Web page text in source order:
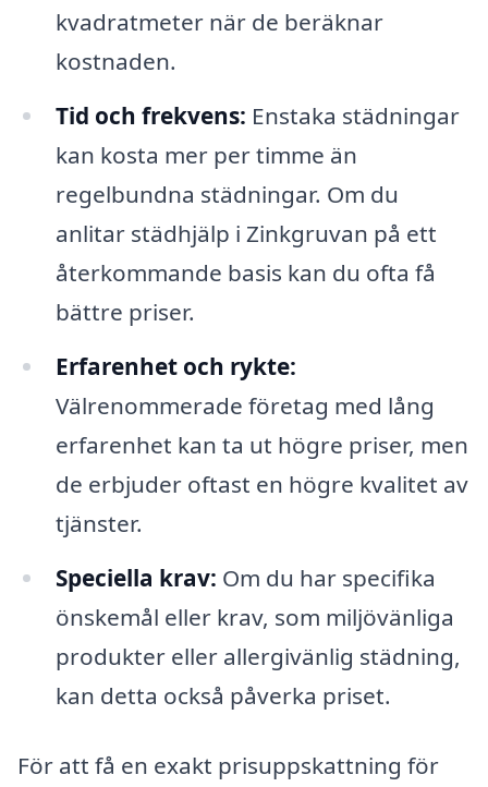
kvadratmeter när de beräknar
kostnaden.
Tid och frekvens: Enstaka städningar
kan kosta mer per timme än
regelbundna städningar. Om du
anlitar städhjälp i Zinkgruvan på ett
återkommande basis kan du ofta få
bättre priser.
Erfarenhet och rykte:
Välrenommerade företag med lång
erfarenhet kan ta ut högre priser, men
de erbjuder oftast en högre kvalitet av
tjänster.
Speciella krav: Om du har specifika
önskemål eller krav, som miljövänliga
produkter eller allergivänlig städning,
kan detta också påverka priset.
För att få en exakt prisuppskattning för